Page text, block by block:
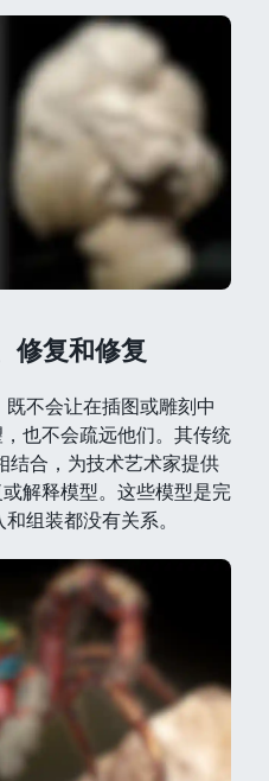
修复和修复
不会让在插图或雕刻中
也不会疏远他们。其传统
结合，为技术艺术家提供
解释模型。这些模型是完
组装都没有关系。